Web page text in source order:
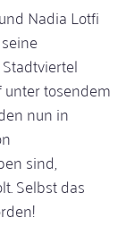
Nadia Lotfi
tosendem
nun in
sind,
Selbst das